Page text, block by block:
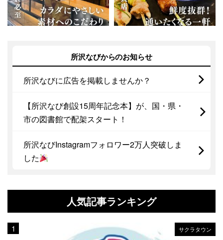
所沢なびからのお知らせ
所沢なびに広告を掲載しませんか？
【所沢なび創設15周年記念本】が、国・県・
市の図書館で配架スタート！
所沢なびInstagramフォロワー2万人突破しま
した
人気記事ランキング
サクラタウン